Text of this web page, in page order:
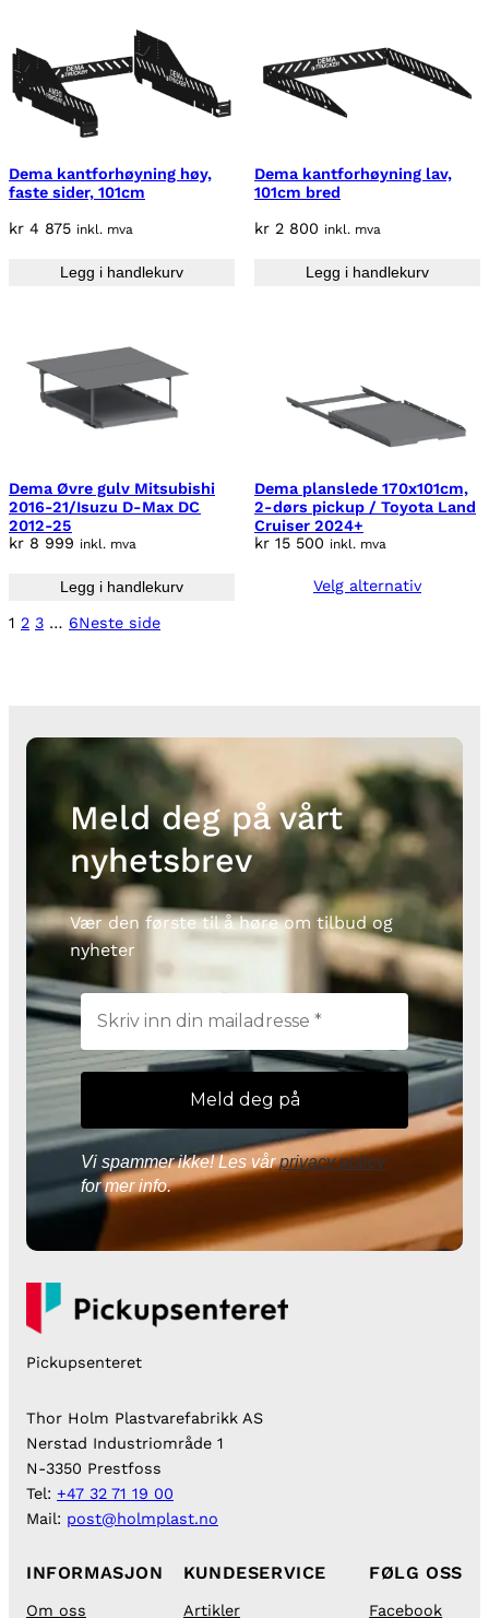
Dema kantforhøyning høy,
faste sider, 101cm
kr 4 875 inkl. mva
Legg i handlekurv
Dema kantforhøyning lav,
101cm bred
kr 2 800 inkl. mva
Legg i handlekurv
Dema Øvre gulv Mitsubishi
2016-21/Isuzu D-Max DC
2012-25
kr 8 999 inkl. mva
Legg i handlekurv
Dema planslede 170x101cm,
2-dørs pickup / Toyota Land
Cruiser 2024+
kr 15 500 inkl. mva
Velg alternativ
1 2 3 … 6Neste side
Meld deg på vårt
nyhetsbrev
Vær den første til å høre om tilbud og
nyheter
Vi spammer ikke! Les vårprivacy policy
for mer info.
Pickupsenteret
Thor Holm Plastvarefabrikk AS
Nerstad Industriområde 1
N-3350 Prestfoss
Tel: +47 32 71 19 00
Mail: post@holmplast.no
INFORMASJON
Om oss
KUNDESERVICE
Artikler
FØLG OSS
Facebook